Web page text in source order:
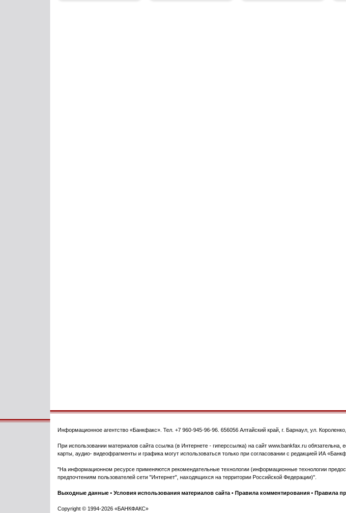
Информационное агентство «Банкфакс» . Тел. +7 960-945-96-96 656056 Алтайский край, г. Барнаул ул.
При использовании материалов сайта ссылка (в Интернете - гиперссылка) на сайт www.bankfax.ru
карты, аудио- видеофрагменты и графика могут использоваться только при согласовании с редакцией ИА
"На информационном ресурсе применяются рекомендательные технологии (информационные технологии
предпочтениям пользователей сети "Интернет", находящихся на территории Российской Федерации)".
Выходные данные • Условия использования материалов сайта • Правила комментирования • Правила
Copyright © 1994-2026 «БАНКФАКС»